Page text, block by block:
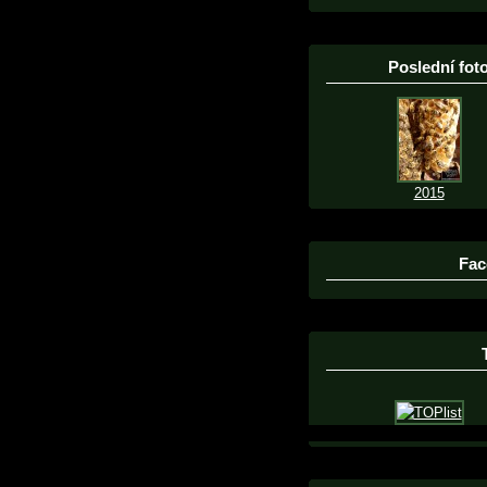
Poslední
2015